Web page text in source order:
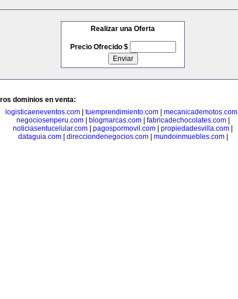
Realizar una Oferta
Precio Ofrecido $
dominios en venta:
logisticaeneventos.com| tuemprendimiento.com| mecanicademotos.com|
negociosenperu.com| blogmarcas.com| fabricadechocolates.com|
noticiasentucelular.com
pagospormovil.com propiedadesvilla.com
dataguia.com| direcciondenegocios.com| mundoinmuebles.com|